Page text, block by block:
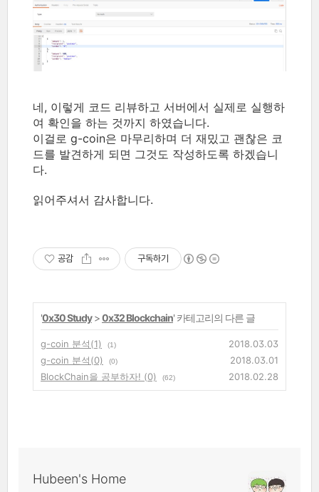
네, 이렇게 코드 리뷰하고 서버에서 실제로 실행하
여 확인을 하는 것까지 하였습니다.
이걸로 g-coin은 마무리하며 더 재밌고 괜찮은 코
드를 발견하게 되면 그것도 작성하도록 하겠습니
다.
읽어주셔서 감사합니다.
공감 구독하기
'0x30 Study>0x32 Blockchain' 카테고리의 다른 글
g-coin 분석(1) (1)
2018.03.03
g-coin 분석(0)
(0)
2018.03.01
BlockChain을 공부하자! (0)
(62) 2018.02.28
Hubeen's Home